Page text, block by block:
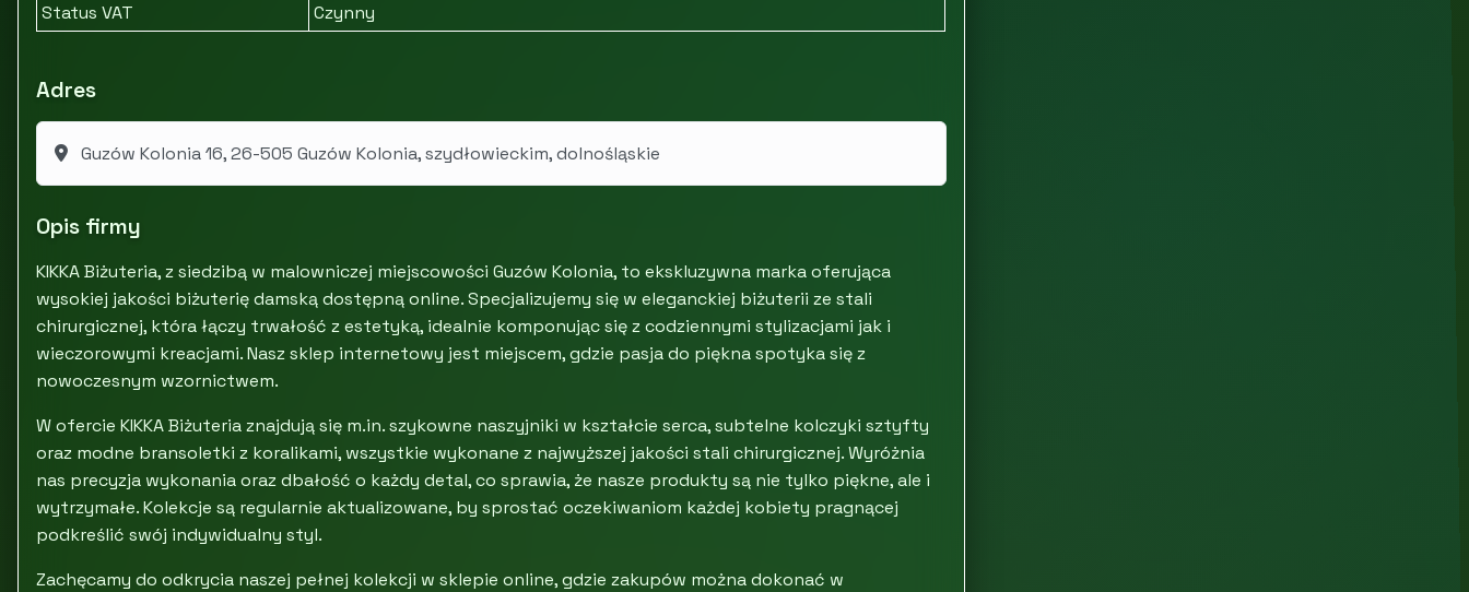
Status VAT
Czynny
Adres
Guzów Kolonia 16, 26-505 Guzów Kolonia, szydłowieckim, dolnośląskie
Opis firmy
KIKKA Biżuteria, z siedzibą w malowniczej miejscowości Guzów Kolonia, to ekskluzywna marka oferująca
wysokiej jakości biżuterię damską dostępną online. Specjalizujemy się w eleganckiej biżuterii ze stali
chirurgicznej, która łączy trwałość z estetyką, idealnie komponując się z codziennymi stylizacjami jak i
wieczorowymi kreacjami. Nasz sklep internetowy jest miejscem, gdzie pasja do piękna spotyka się z
nowoczesnym wzornictwem.
W ofercie KIKKA Biżuteria znajdują się m.in. szykowne naszyjniki w kształcie serca, subtelne kolczyki sztyfty
oraz modne bransoletki z koralikami, wszystkie wykonane z najwyższej jakości stali chirurgicznej. Wyróżnia
nas precyzja wykonania oraz dbałość o każdy detal, co sprawia, że nasze produkty są nie tylko piękne, ale i
wytrzymałe. Kolekcje są regularnie aktualizowane, by sprostać oczekiwaniom każdej kobiety pragnącej
podkreślić swój indywidualny styl.
Zachęcamy do odkrycia naszej pełnej kolekcji w sklepie online, gdzie zakupów można dokonać w